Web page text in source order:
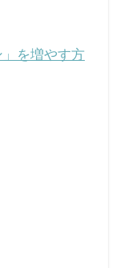
を増やす方